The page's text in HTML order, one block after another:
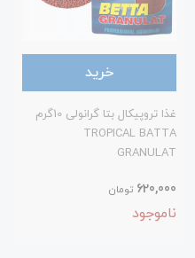
خرید
غذا تروپیکال بتا گرانولی 10گرم
TROPICAL BATTA
GRANULAT
620,000 تومان
ناموجود